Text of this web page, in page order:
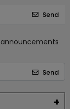
Send
Send